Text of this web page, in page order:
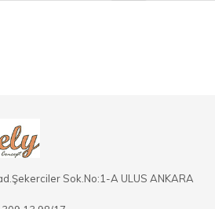
Sok.No:1-A ULUS ANKARA